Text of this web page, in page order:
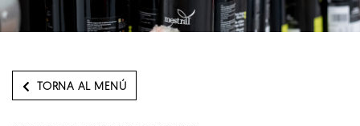
TORNA AL MENÚ
PRODUCTES
EL NOSTRE OLI